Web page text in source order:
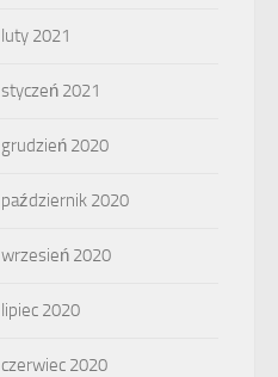
luty 2021
styczeń 2021
grudzień 2020
październik 2020
wrzesień 2020
lipiec 2020
czerwiec 2020